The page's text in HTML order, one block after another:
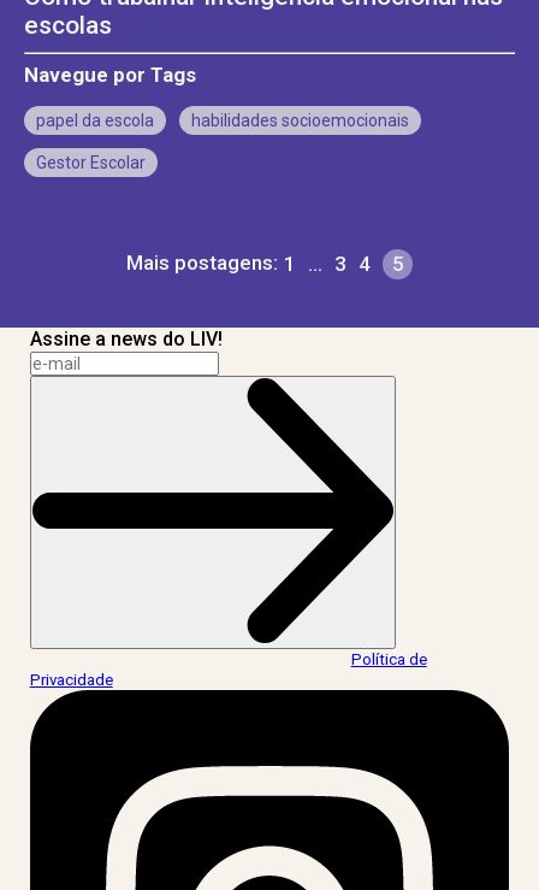
escolas
Navegue por Tags
papel da escola habilidades socioemocionais
Gestor Escolar
Mais postagens: 1 … 3 4 5
Assine a news do LIV!
Política de
Privacidade.